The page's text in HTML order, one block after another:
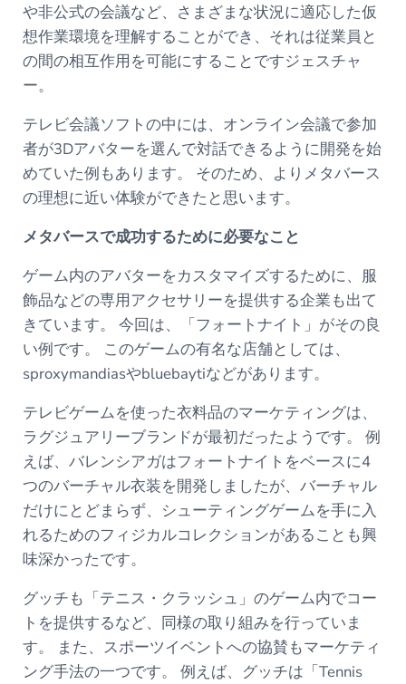
や非公式の会議など、さまざまな状況に適応した仮
想作業環境を理解することができ、それは従業員と
の間の相互作用を可能にすることですジェスチャ
ー。
テレビ会議ソフトの中には、オンライン会議で参加
者が3Dアバターを選んで対話できるように開発を始
めていた例もあります。 そのため、よりメタバース
の理想に近い体験ができたと思います。
メタバースで成功するために必要なこと
ゲーム内のアバターをカスタマイズするために、服
飾品などの専用アクセサリーを提供する企業も出て
きています。 今回は、「フォートナイト」がその良
い例です。 このゲームの有名な店舗としては、
sproxymandiasやbluebaytiなどがあります。
テレビゲームを使った衣料品のマーケティングは、
ラグジュアリーブランドが最初だったようです。 例
えば、バレンシアガはフォートナイトをベースに4
つのバーチャル衣装を開発しましたが、バーチャル
だけにとどまらず、シューティングゲームを手に入
れるためのフィジカルコレクションがあることも興
味深かったです。
グッチも「テニス・クラッシュ」のゲーム内でコー
トを提供するなど、同様の取り組みを行っていま
す。 また、スポーツイベントへの協賛もマーケティ
ング手法の一つです。 例えば、グッチは「Tennis